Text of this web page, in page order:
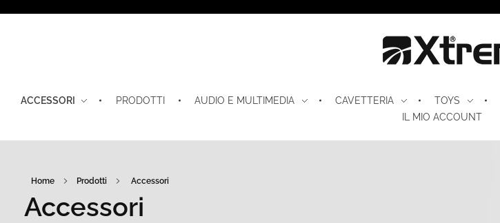
ACCESSORI PRODOTTI AUDIO E MULTIMEDIA CAVETTERIA TOYS
IL MIO ACCOUNT
Home Prodotti Accessori
Accessori